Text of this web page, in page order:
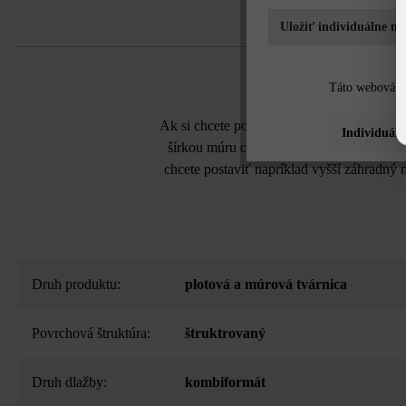
Ak si chcete postaviť vyvýšený záhon s
šírkou múru cca 12 cm je vhodná na
chcete postaviť napríklad vyšší
Druh produktu: plotová a múrová tvárnica
Povrchová štruktúra: štruktrovaný
Druh dlažby: kombiformát
Uložiť individuálne
Táto webová